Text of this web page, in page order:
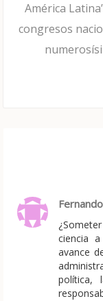
América
congresos
ciencia
avance
política,